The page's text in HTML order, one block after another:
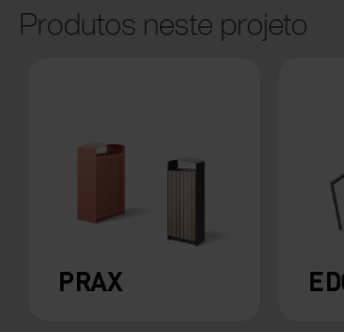
Produtos neste projeto
PRAX